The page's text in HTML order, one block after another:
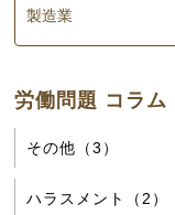
製造業
労働問題 コラム
その他（3）
ハラスメント（2）